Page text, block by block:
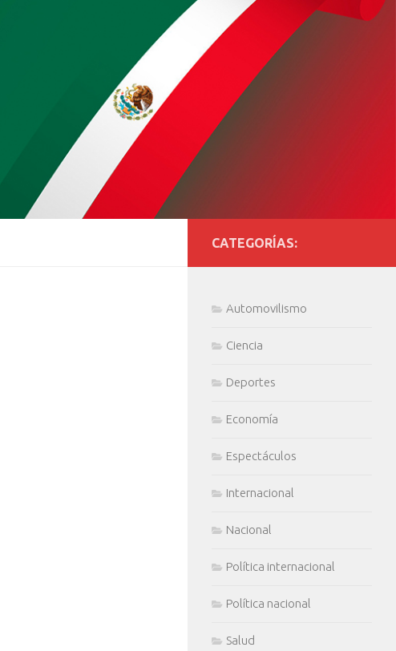
CATEGORÍAS:
Automovilismo
Ciencia
Deportes
Economía
Espectáculos
Internacional
Nacional
Política internacional
Política nacional
Salud